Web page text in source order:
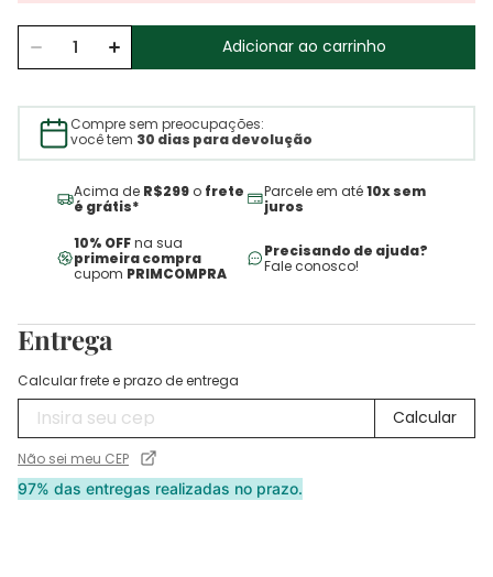
Adicionar ao carrinho
Compre sem preocupações:
você tem 30 dias para devolução
Acima de R$299 o frete
é grátis*
Parcele em até10x sem
juros
10% OFFna sua
primeira compra
cupom PRIMCOMPRA
Precisando de ajuda?
Fale conosco!
Entrega
Calcular frete e prazo de entrega
Não sei meu CEP
97% das entregas realizadas no prazo.